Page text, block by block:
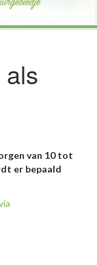
van 10 tot
er bepaald